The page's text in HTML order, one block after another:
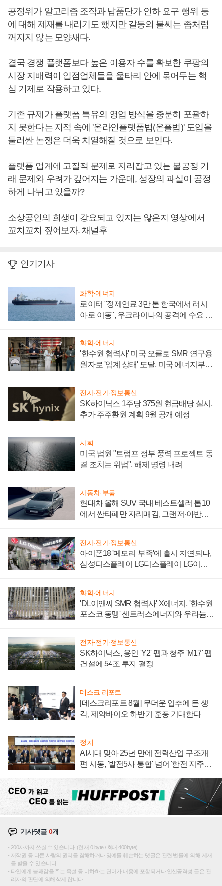
공정위가 알고리즘 조작과 납품단가 인하 요구 행위 등
에 대해 제재를 내리기도 했지만 갈등의 불씨는 좀처럼
꺼지지 않는 모양새다.
결국 경쟁 플랫폼보다 높은 이용자 수를 확보한 쿠팡의
시장 지배력이 입점업체들을 울타리 안에 묶어두는 핵
심 기제로 작용하고 있다.
기존 규제가 플랫폼 특유의 영업 방식을 충분히 포괄하
지 못한다는 지적 속에 '온라인플랫폼법(온플법)' 도입을
둘러싼 논쟁은 더욱 치열해질 것으로 보인다.
플랫폼 업계에 고질적 문제로 자리잡고 있는 불공정 거
래 문제와 우려가 깊어지는 가운데, 성장의 과실이 공정
하게 나뉘고 있을까?
소상공인의 희생이 강요되고 있지는 않은지 영상에서
꼬치꼬치 짚어보자. 채널후
인기기사
화학·에너지
로이터 "정제연료 3만 톤 한국에서 러시
아로 이동", 우크라이나의 공격에 수요 늘
화학·에너지
'한수원 협력사' 미국 오클로 SMR 연구용
원자로 '임계 상태' 도달, 미국 에너지부
전자·전기·정보통신
SK하이닉스 1주당 375원 현금배당 실시,
추가 주주환원 계획 9월 공개 예정
사회
미국 법원 "트럼프 정부 풍력 프로젝트 동
결 조치는 위법", 해제 명령 내려
자동차·부품
현대차 올해 SUV 국내 베스트셀러 톱10
에서 싼타페만 자리매김, 그랜저·아반떼
전자·전기·정보통신
아이폰18 '메모리 부족'에 출시 지연되나,
삼성디스플레이 LG디스플레이 LG이노
화학·에너지
'DL이앤씨 SMR 협력사' X에너지, '한수원
포스코 동맹' 센트러스에너지와 우라늄
전자·전기·정보통신
SK하이닉스, 용인 'Y2' 팹과 청주 'M17' 팹
건설에 54조 투자 결정
데스크 리포트
[데스크리포트 8월] 무더운 입추에 든 생
각, 제약바이오 하반기 훈풍 기대한다
정치
AI시대 맞아 25년 만에 전력산업 구조개
편 시동, '발전5사 통합' 넘어 '한전 지주사'
기사댓글0개
200자까지 쓰실 수 있습니다. (현재 0 byte / 최대 400byte)
저작권 등 다른 사람의 권리를 침해하거나 명예를 훼손하는 댓글은 관련 법률에 의해 제재
를 받을 수 있습니다.
타인에게 불쾌감을 주는 욕설 등 비하하는 단어가 내용에 포함되거나 인신공격성 글은 관
리자의 판단에 의해 삭제 합니다.